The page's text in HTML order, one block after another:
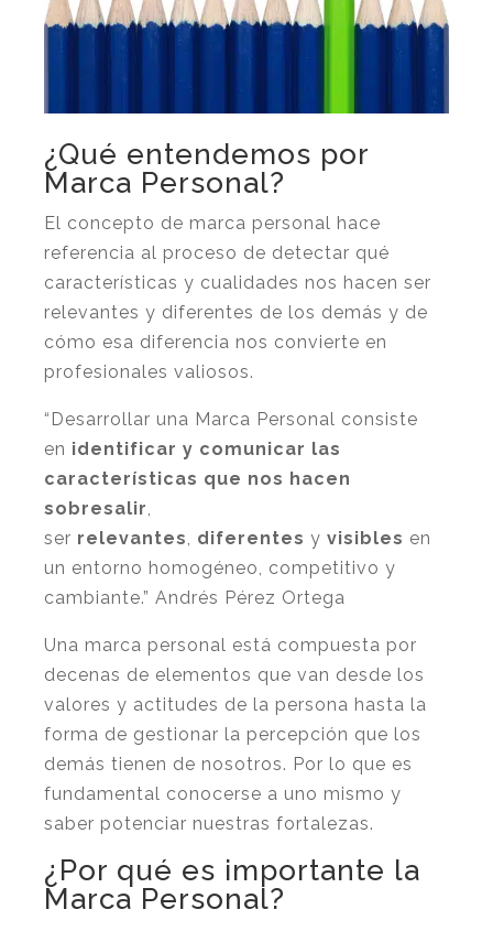
¿Qué entendemos por
Marca Personal?
El concepto de marca personal hace
referencia al proceso de detectar qué
características y cualidades nos hacen ser
relevantes y diferentes de los demás y de
cómo esa diferencia nos convierte en
profesionales valiosos.
“Desarrollar una Marca Personal consiste
en identificar y comunicar las
características que nos hacen
sobresalir
ser relevantes diferentes y visibles en
un entorno homogéneo, competitivo y
cambiante.” Andrés Pérez Ortega
Una marca personal está compuesta por
decenas de elementos que van desde los
valores y actitudes de la persona hasta la
forma de gestionar la percepción que los
demás tienen de nosotros. Por lo que es
fundamental conocerse a uno mismo y
saber potenciar nuestras fortalezas.
¿Por qué es importante la
Marca Personal?